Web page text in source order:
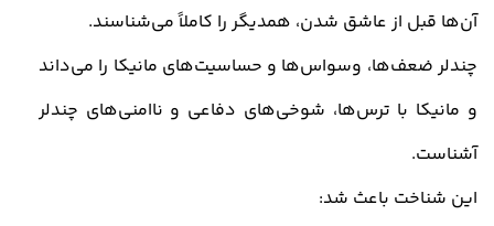
آن‌ها قبل از عاشق شدن، همدیگر را کاملاً می‌شناسند.
چندلر ضعف‌ها، وسواس‌ها و حساسیت‌های مانیکا را می‌داند
و مانیکا با ترس‌ها، شوخی‌های دفاعی و ناامنی‌های چندلر
آشناست.
این شناخت باعث شد: